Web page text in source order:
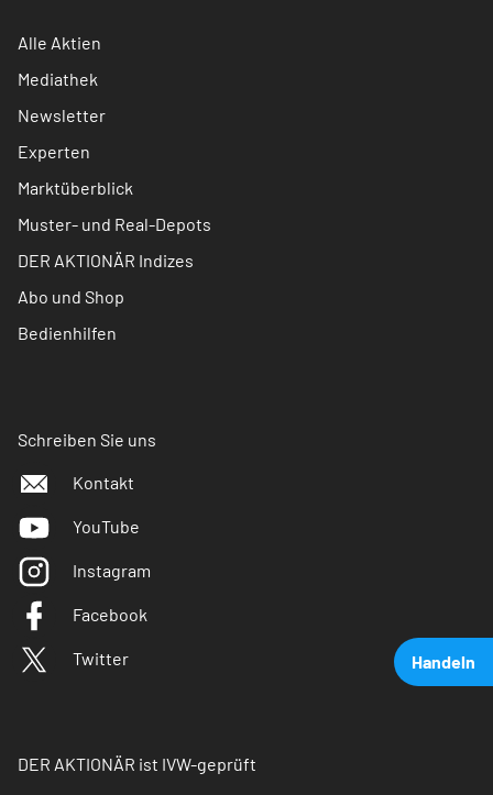
Handeln
Alle Aktien
Mediathek
Newsletter
Experten
Marktüberblick
Muster- und Real-Depots
DER AKTIONÄR Indizes
Abo und Shop
Bedienhilfen
Schreiben Sie uns
Kontakt
YouTube
Instagram
Facebook
Twitter
DER AKTIONÄR ist IVW-geprüft